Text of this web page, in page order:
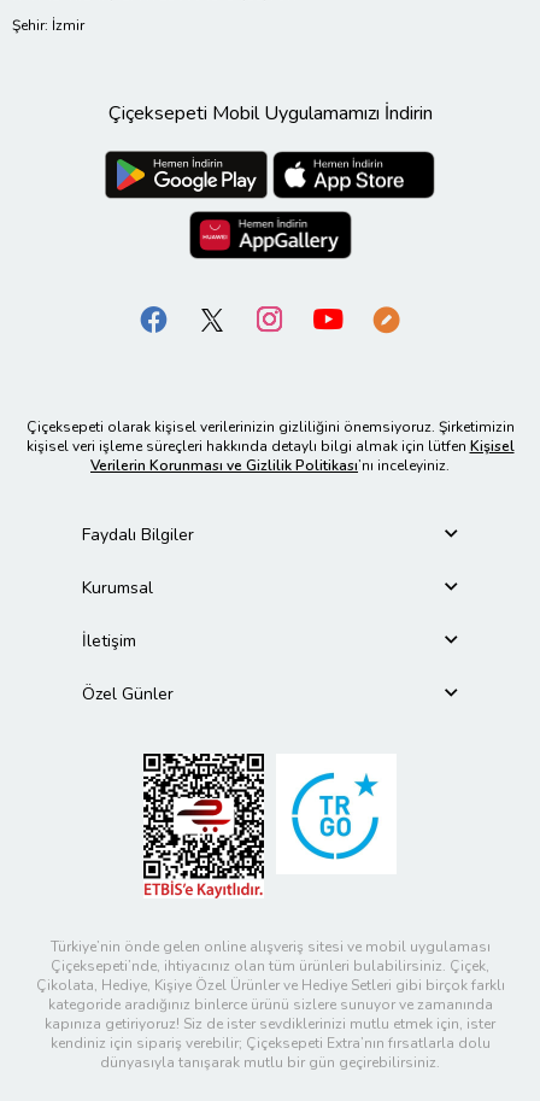
Şehir: İzmir
Çiçeksepeti Mobil Uygulamamızı İndirin
Çiçeksepeti olarak kişisel verilerinizin gizliliğini önemsiyoruz. Şirketimizin
kişisel veri işleme süreçleri hakkında detaylı bilgi almak için lütfen Kişisel
Verilerin Korunması ve Gizlilik Politikası’nı inceleyiniz.
Faydalı Bilgiler
Kurumsal
İletişim
Özel Günler
Türkiye’nin önde gelen online alışveriş sitesi ve mobil uygulaması
Çiçeksepeti’nde, ihtiyacınız olan tüm ürünleri bulabilirsiniz. Çiçek,
Çikolata, Hediye, Kişiye Özel Ürünler ve Hediye Setleri gibi birçok farklı
kategoride aradığınız binlerce ürünü sizlere sunuyor ve zamanında
kapınıza getiriyoruz! Siz de ister sevdiklerinizi mutlu etmek için, ister
kendiniz için sipariş verebilir; Çiçeksepeti Extra’nın fırsatlarla dolu
dünyasıyla tanışarak mutlu bir gün geçirebilirsiniz.